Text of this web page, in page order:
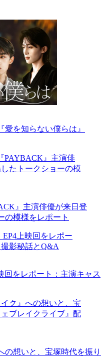
愛を知らない僕らは』
』主演俳優が来日登
の模様をレポート
回をレポート：主演キャス
の想いと、宝塚時代を振り